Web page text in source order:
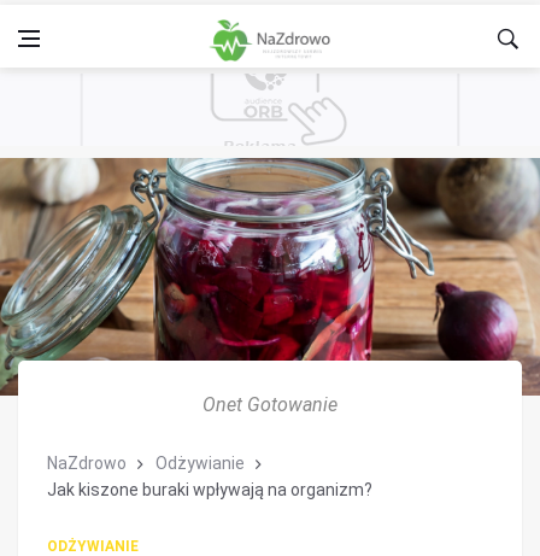
Onet Gotowanie
NaZdrowo
Odżywianie
Jak kiszone buraki wpływają na organizm?
ODŻYWIANIE